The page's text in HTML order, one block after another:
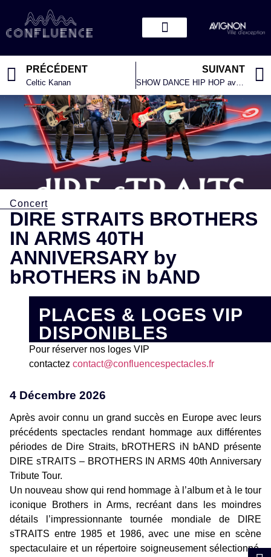
PRÉCÉDENT
Celtic Kanan
SUIVANT
SHOW DANCE HIP HOP avec Faf Larage
Concert
DIRE STRAITS BROTHERS
IN ARMS 40TH
ANNIVERSARY by
bROTHERS iN bAND
PLACES & LOGES VIP
DISPONIBLES
Pour réserver nos loges VIP
contactez contact@confluencespectacles.fr
4 Décembre 2026
Après avoir connu un grand succès en Europe avec leurs
précédents spectacles rendant hommage aux différentes
périodes de Dire Straits, bROTHERS iN bAND présente
DIRE sTRAITS – BROTHERS IN ARMS 40th Anniversary
Tribute Tour.
Un nouveau show qui rend hommage à l’album et à le tour
iconique Brothers in Arms, recréant dans les moindres
détails l’impressionnante tournée mondiale de DIRE
sTRAITS entre 1985 et 1986, avec une mise en scène
spectaculaire et un répertoire soigneusement sélectionné,